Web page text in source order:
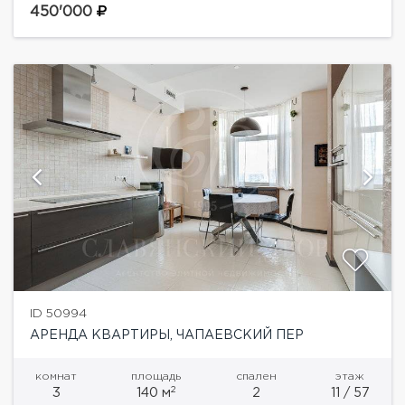
постирочная и гардеробная комнаты.В стоимость
450'000
ID 50994
АРЕНДА КВАРТИРЫ, ЧАПАЕВСКИЙ ПЕР
комнат
3
площадь
140 м2
спален
2
этаж
11 / 57